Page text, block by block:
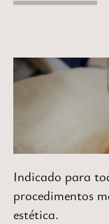
Indicado para
procedimentos
estética.